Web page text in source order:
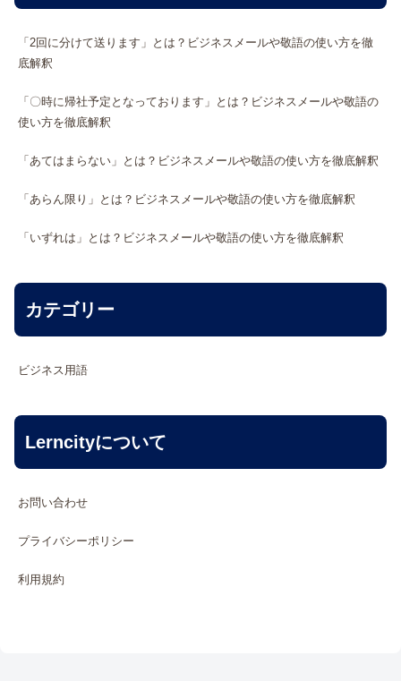
「2回に分けて送ります」とは？ビジネスメールや敬語の使い方を徹
底解釈
「〇時に帰社予定となっております」とは？ビジネスメールや敬語の
使い方を徹底解釈
「あてはまらない」とは？ビジネスメールや敬語の使い方を徹底解釈
「あらん限り」とは？ビジネスメールや敬語の使い方を徹底解釈
「いずれは」とは？ビジネスメールや敬語の使い方を徹底解釈
カテゴリー
ビジネス用語
Lerncityについて
お問い合わせ
プライバシーポリシー
利用規約